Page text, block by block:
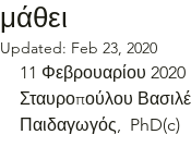
μάθει
Updated: Feb 23, 2020
11 Φεβρουαρίου 2020
Σταυροπούλου
Παιδαγωγός,  PhD(c)